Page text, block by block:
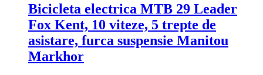
Bicicleta electrica MTB 29 Leader
Fox Kent, 10 viteze, 5 trepte de
asistare, furca suspensie Manitou
Markhor